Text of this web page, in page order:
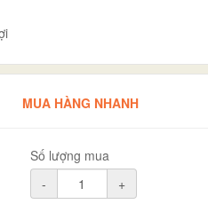
MUA HÀNG NHANH
Số lượng mua
-
+